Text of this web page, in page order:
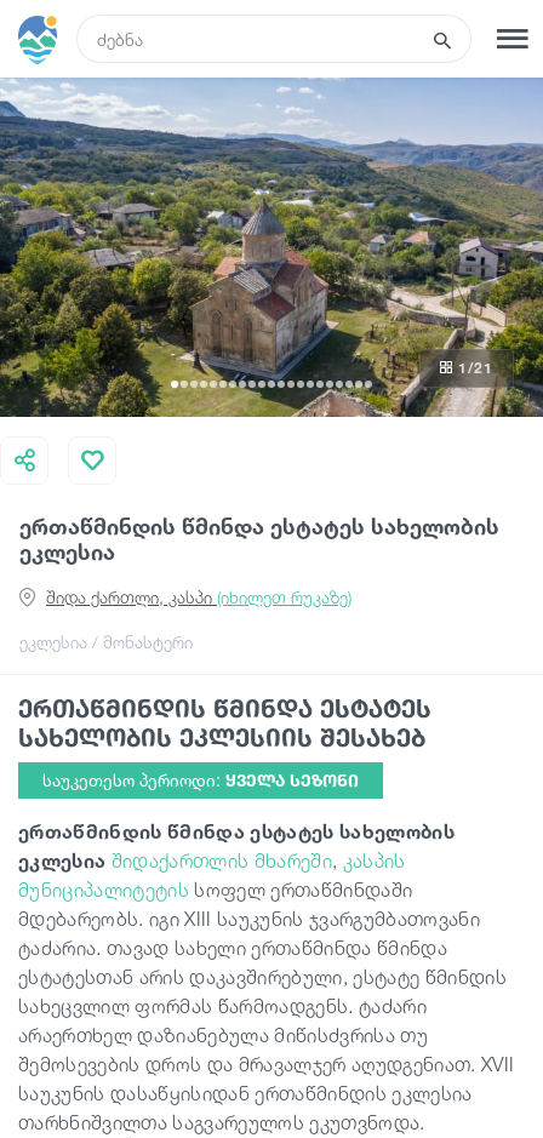
რეგისტრაცია შესვლა
რა ვნახოთ
ტურები
მარშრუტები
სასტუმროები
კვება და ღვინო
გიდები
ტრანსპორტი
ივენთები
დაგეგმე მოგზაურობა
საქართველო
ერთაწმინდის წმინდა ესტატეს სახელობის
ეკლესია
ეკლესია / მონასტერი
შიდა ქართლი, კასპი (იხილეთ რუკაზე)
1 /21
ერთაწმინდის წმინდა ესტატეს
სახელობის ეკლესიის შესახებ
საუკეთესო პერიოდი: ᲧᲕᲔᲚᲐ ᲡᲔᲖᲝᲜᲘ
ერთაწმინდის წმინდა ესტატეს სახელობის
ეკლესია შიდაქართლის მხარეში, კასპის
მუნიციპალიტეტის სოფელ ერთაწმინდაში
მდებარეობს. იგიXIII საუკუნის ჯვარგუმბათოვანი
ტაძარია. თავად სახელი ერთაწმინდა წმინდა
ესტატესთან არის დაკავშირებული, ესტატე წმინდის
სახეცვლილ ფორმას წარმოადგენს. ტაძარი
არაერთხელ დაზიანებულა მიწისძვრისა თუ
შემოსევების დროს და მრავალჯერ აღუდგენიათ. XVII
საუკუნის დასაწყისიდან ერთაწმინდის ეკლესია
თარხნიშვილთა საგვარეულოს ეკუთვნოდა.